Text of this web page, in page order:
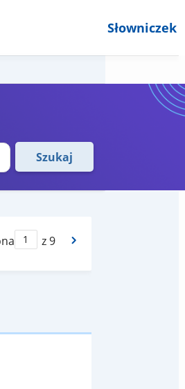
Słowniczek
Szukaj
z 9